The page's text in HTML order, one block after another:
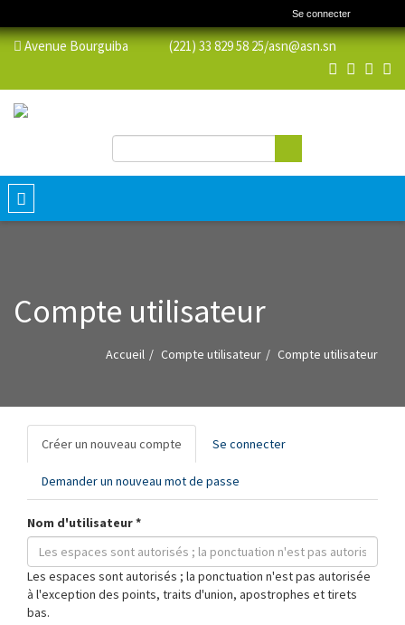
Se connecter
Avenue Bourguiba (221) 33 829 58 25/asn@asn.sn
Formulaire de recherche
Toggle
navigation
Compte utilisateur
Accueil Compte utilisateur Compte utilisateur
Onglets
principaux
Créer un nouveau compte (onglet
actif)
Se connecter
Demander un nouveau mot de passe
Nom d'utilisateur*
Les espaces sont autorisés ; la ponctuation n'est pas autorisée
à l'exception des points, traits d'union, apostrophes et tirets
bas.